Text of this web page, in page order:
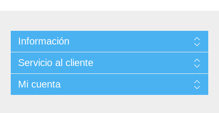
Información
Servicio al cliente
Mi cuenta